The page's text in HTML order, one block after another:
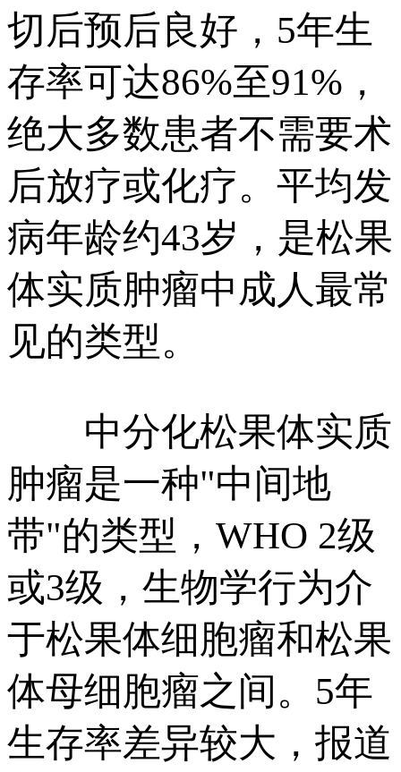
切后预后良好，5年生
存率可达86%至91%，
绝大多数患者不需要术
后放疗或化疗。平均发
病年龄约43岁，是松果
体实质肿瘤中成人最常
见的类型。
中分化松果体实质
肿瘤是一种"中间地
带"的类型，WHO 2级
或3级，生物学行为介
于松果体细胞瘤和松果
体母细胞瘤之间。5年
生存率差异较大，报道